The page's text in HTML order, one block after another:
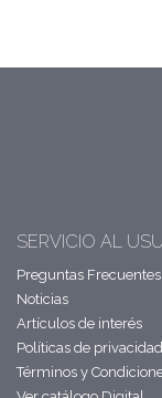
SERVICIO AL
Preguntas Frecuentes
Noticias
Artículos de interés
Políticas de privacidad
Términos y